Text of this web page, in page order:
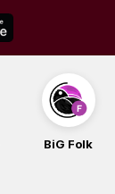
BiG Folk